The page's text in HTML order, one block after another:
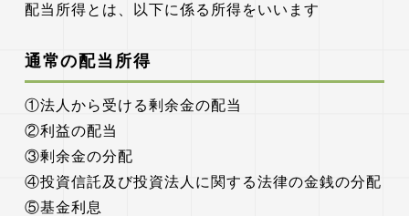
配当所得とは、以下に係る所得をいいます
通常の配当所得
①法人から受ける剰余金の配当
②利益の配当
③剰余金の分配
④投資信託及び投資法人に関する法律の金銭の分配
⑤基金利息